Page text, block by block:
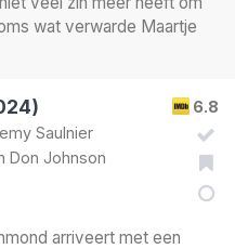
wat verwarde Maartje
6.8
Saulnier
Don Johnson
arriveert met een